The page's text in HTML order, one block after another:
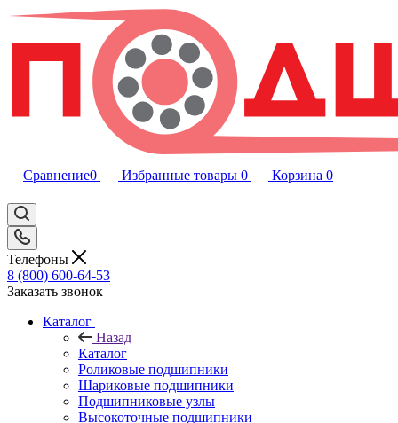
Сравнение0 Избранные товары 0 Корзина 0
Телефоны
8 (800) 600-64-53
Заказать звонок
Каталог
Назад
Каталог
Роликовые подшипники
Шариковые подшипники
Подшипниковые узлы
Высокоточные подшипники